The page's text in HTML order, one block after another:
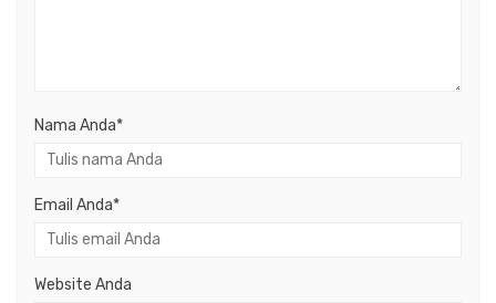
Nama Anda*
Email Anda*
Website Anda